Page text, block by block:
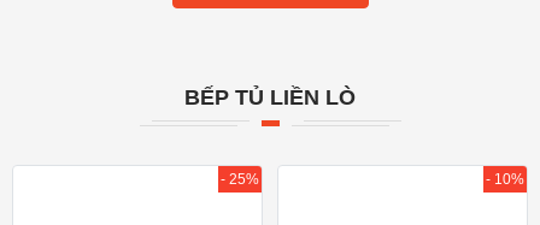
BẾP TỦ LIỀN LÒ
- 25% - 10%